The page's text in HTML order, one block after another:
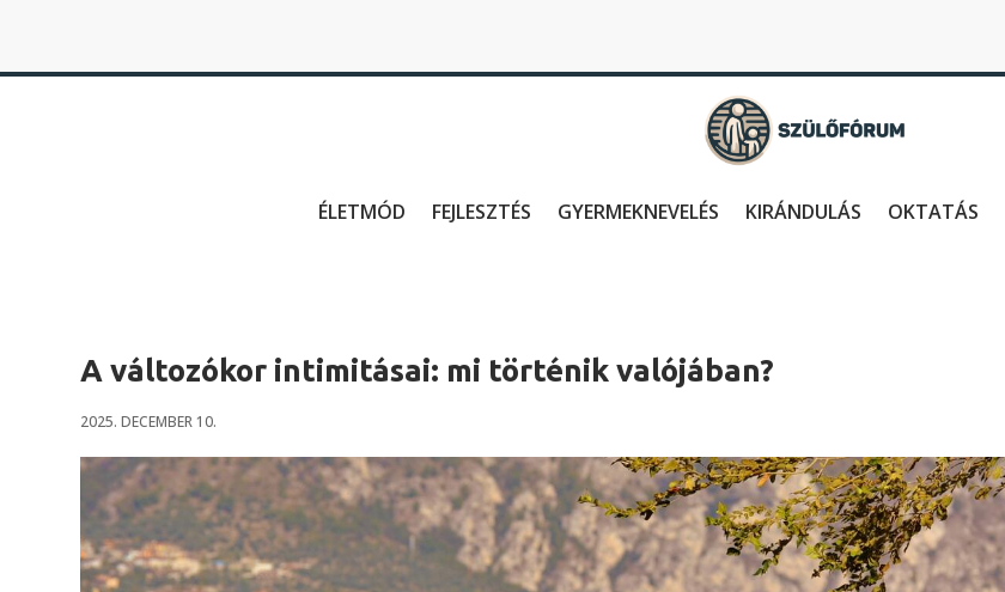
ÉLETMÓD FEJLESZTÉS GYERMEKNEVELÉS KIRÁNDULÁS OKTATÁS
A változókor intimitásai: mi történik valójában?
2025. DECEMBER 10.